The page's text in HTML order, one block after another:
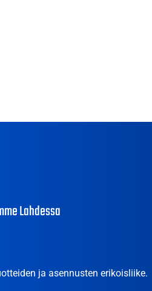
Lahdessa
ja asennusten erikoisliike.